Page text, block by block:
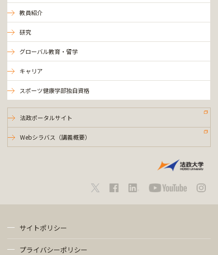
教員紹介
研究
グローバル教育・留学
キャリア
スポーツ健康学部独自資格
法政ポータルサイト
Webシラバス（講義概要）
サイトポリシー
プライバシーポリシー